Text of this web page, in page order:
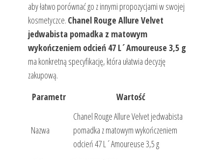
aby łatwo porównać go z innymi propozycjami w swojej
kosmetyczce. Chanel Rouge Allure Velvet
jedwabista pomadka z matowym
wykończeniem odcień 47 L´Amoureuse 3,5 g
ma konkretną specyfikację, która ułatwia decyzję
zakupową.
Parametr
Wartość
Nazwa
Chanel Rouge Allure Velvet jedwabista
pomadka z matowym wykończeniem
odcień 47 L´Amoureuse 3,5 g